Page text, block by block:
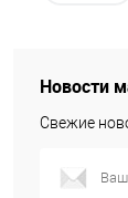
Новости
Свежие